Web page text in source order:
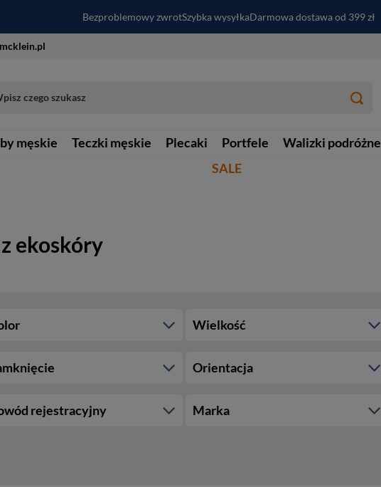
Bezproblemowy zwrotSzybka wysyłkaDarmowa dostawa od 399 zł
męskie Teczki męskie Plecaki Portfele Walizki podróżne
SALE
ekoskóry
Wielkość
Orientacja
rejestracyjny Marka